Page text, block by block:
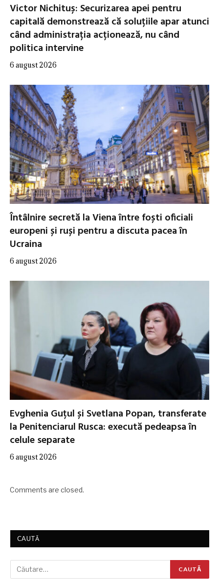
Victor Nichituș: Securizarea apei pentru
capitală demonstrează că soluțiile apar atunci
când administrația acționează, nu când
politica intervine
6 august 2026
Întâlnire secretă la Viena între foști oficiali
europeni și ruși pentru a discuta pacea în
Ucraina
6 august 2026
Evghenia Guțul și Svetlana Popan, transferate
la Penitenciarul Rusca: execută pedeapsa în
celule separate
6 august 2026
Comments are closed.
CAUTĂ